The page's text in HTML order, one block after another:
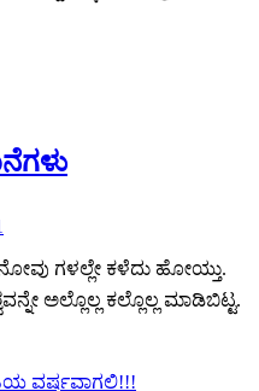
ನೋವು ಗಳಲ್ಲೇ ಕಳೆದು ಹೋಯ್ತು.
ಅಲ್ಲೊಲ್ಲ ಕಲ್ಲೊಲ್ಲ ಮಾಡಿಬಿಟ್ಟ.